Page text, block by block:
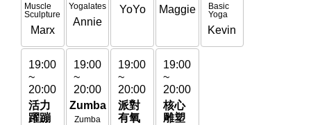
Muscle
Sculpture
Marx
19:00
~
20:00
活力
躍蹦
Yogalates
Annie
19:00
~
20:00
Zumba
Zumba
YoYo
19:00
~
20:00
派對
有氧
Maggie
19:00
~
20:00
核心
雕塑
Basic
Yoga
Kevin